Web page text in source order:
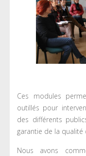
Ces modules
outillés pour
des différents
garantie de la qualité
Nous avons